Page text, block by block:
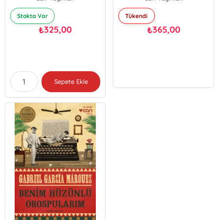
Stokta Var
₺325,00
Sepete Ekle
Tükendi
₺365,00